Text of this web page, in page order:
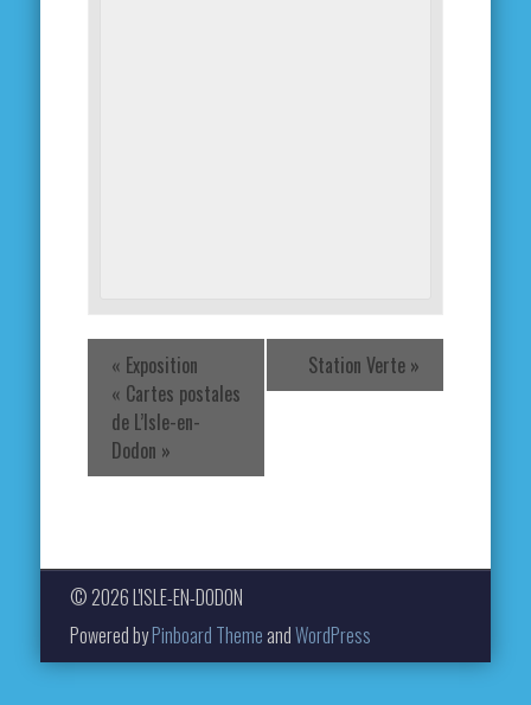
« Exposition
« Cartes postales
de L’Isle-en-
Dodon »
Station Verte »
© 2026 L'ISLE-EN-DODON
Powered byPinboard Theme andWordPress